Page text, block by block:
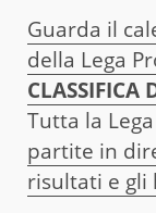
Guarda il
della Lega
CLASSIFICA
Tutta la
partite in
risultati e gli